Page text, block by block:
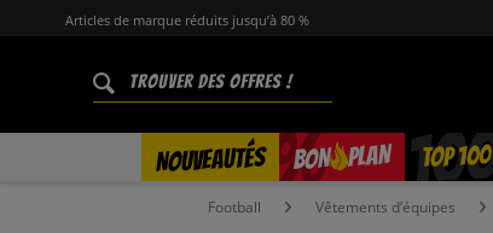
Articles de marque réduits jusqu’à 80 %
NOUVEAUTÉS BON PLAN
% TOP 100
Football Vêtements d‘équipes